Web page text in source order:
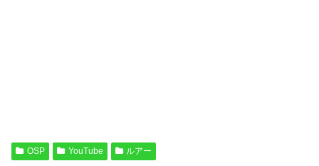
OSP YouTube ルアー